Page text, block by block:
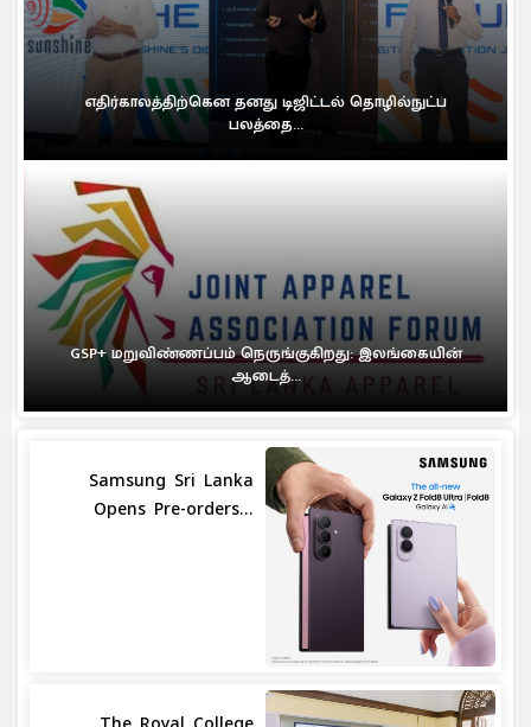
எதிர்காலத்திற்கென தனது டிஜிட்டல் தொழில்நுட்ப
பலத்தை...
GSP+ மறுவிண்ணப்பம் நெருங்குகிறது: இலங்கையின்
ஆடைத்...
Samsung Sri Lanka
Opens Pre-orders...